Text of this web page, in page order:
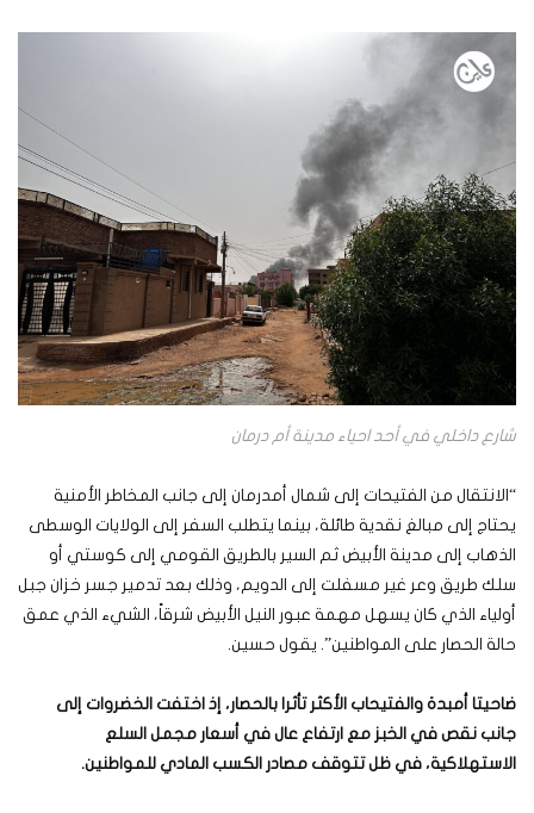
شارع داخلي في أحد احياء مدينة أم درمان
“الانتقال من الفتيحات إلى شمال أمدرمان إلى جانب المخاطر الأمنية
يحتاج إلى مبالغ نقدية طائلة، بينما يتطلب السفر إلى الولايات الوسطى
الذهاب إلى مدينة الأبيض ثم السير بالطريق القومي إلى كوستي أو
سلك طريق وعر غير مسفلت إلى الدويم، وذلك بعد تدمير جسر خزان جبل
أولياء الذي كان يسهل مهمة عبور النيل الأبيض شرقاً، الشيء الذي عمق
حالة الحصار على المواطنين”. يقول حسين.
ضاحيتا أمبدة والفتيحاب الأكثر تأثرا بالحصار، إذ اختفت الخضروات إلى
جانب نقص في الخبز مع ارتفاع عال في أسعار مجمل السلع
الاستهلاكية، في ظل تتوقف مصادر الكسب المادي للمواطنين.